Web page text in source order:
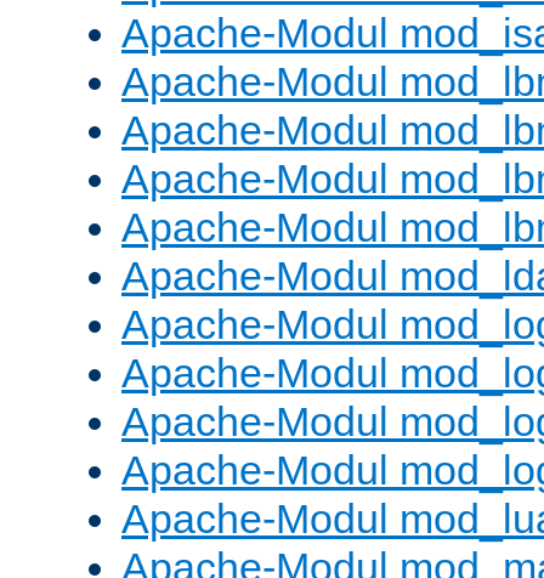
Apache-Modul
Apache-Modul
Apache-Modul
Apache-Modul
Apache-Modul
Apache-Modul
Apache-Modul
Apache-Modul
Apache-Modul
Apache-Modul
Apache-Modul
Apache-Modul